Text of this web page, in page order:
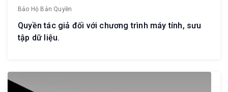
Bảo Hộ Bản Quyền
Quyền tác giả đối với chương trình máy tính, sưu
tập dữ liệu.